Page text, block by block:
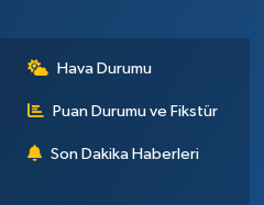
Hava Durumu
Puan Durumu ve Fikstür
Son Dakika Haberleri